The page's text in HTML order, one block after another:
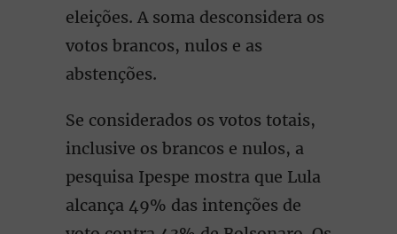
eleições. A soma desconsidera os
votos brancos, nulos e as
abstenções.
Se considerados os votos totais,
inclusive os brancos e nulos, a
pesquisa Ipespe mostra que Lula
alcança 49% das intenções de